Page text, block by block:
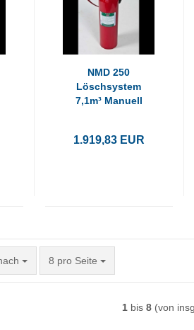
NMD 250
Löschsystem
7,1m³ Manuell
1.919,83 EUR
8 pro Seite
pro Seite
1 bis8 (von